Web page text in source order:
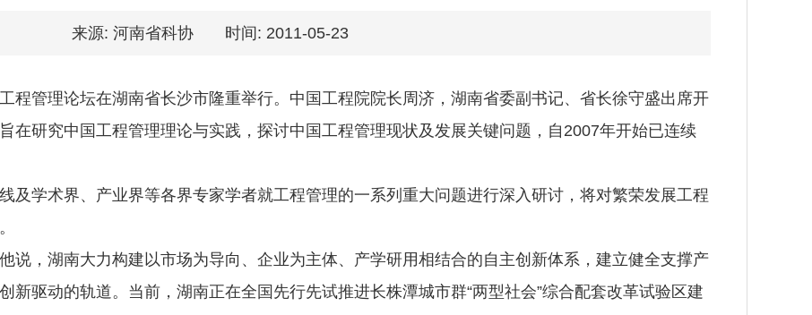
来源: 河南省科协 时间: 2011-05-23
管理论坛在湖南省长沙市隆重举行。中国工程院院长周济，湖南省委副书记、省长徐守盛出席开
在研究中国工程管理理论与实践，探讨中国工程管理现状及发展关键问题，自2007年开始已连续
学术界、产业界等各界专家学者就工程管理的一系列重大问题进行深入研讨，将对繁荣发展工程
，湖南大力构建以市场为导向、企业为主体、产学研用相结合的自主创新体系，建立健全支撑产
新驱动的轨道。当前，湖南正在全国先行先试推进长株潭城市群“两型社会”综合配套改革试验区建